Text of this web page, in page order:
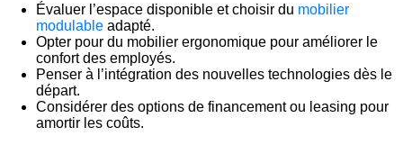
Évaluer l’espace disponible et choisir du mobilier
modulable adapté.
Opter pour du mobilier ergonomique pour améliorer le
confort des employés.
Penser à l’intégration des nouvelles technologies dès le
départ.
Considérer des options de financement ou leasing pour
amortir les coûts.